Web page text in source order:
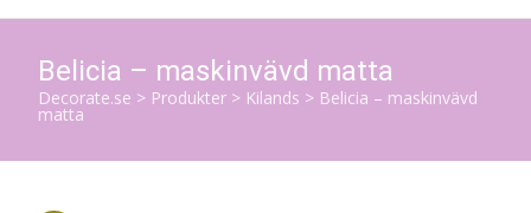
Belicia – maskinvävd matta
Decorate.se > Produkter > Kilands > Belicia – maskinvävd
matta